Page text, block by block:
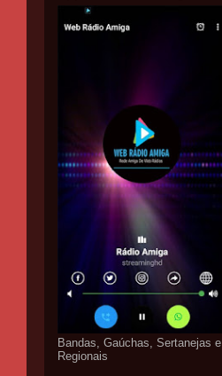
Bandas, Gaúchas, Sertanejas e
Regionais